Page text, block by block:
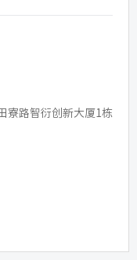
寮路智衍创新大厦1栋